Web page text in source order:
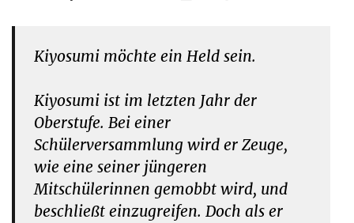
Kiyosumi möchte ein Held sein.
Kiyosumi ist im letzten Jahr der
Oberstufe. Bei einer
Schülerversammlung wird er Zeuge,
wie eine seiner jüngeren
Mitschülerinnen gemobbt wird, und
beschließt einzugreifen. Doch als er